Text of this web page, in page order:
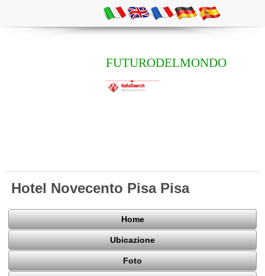
FUTURODELMONDO
Hotel Novecento Pisa Pisa
Home
Ubicazione
Foto